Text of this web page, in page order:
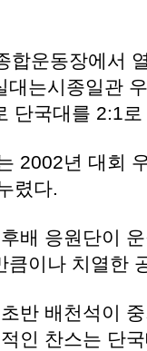
합운동장에서
대는시종일관
단국대를 2:1
2002년 대회
렸다.
배 응원단이
큼이나 치열한
반 배천석이
인 찬스는 단